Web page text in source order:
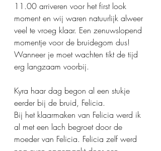
11.00 arriveren voor het first look
moment en wij waren natuurlijk alweer
veel te vroeg klaar. Een zenuwslopend
momentje voor de bruidegom dus!
Wanneer je moet wachten tikt de tijd
erg langzaam voorbij.
Kyra haar dag begon al een stukje
eerder bij de bruid, Felicia.
Bij het klaarmaken van Felicia werd ik
al met een lach begroet door de
moeder van Felicia. Felicia zelf werd